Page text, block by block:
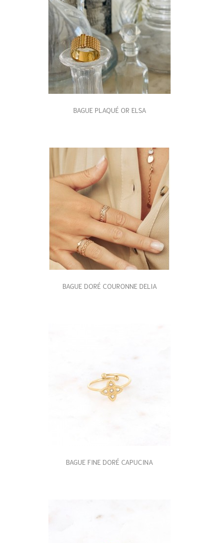
BAGUE PLAQUÉ OR ELSA
BAGUE DORÉ COURONNE DELIA
BAGUE FINE DORÉ CAPUCINA